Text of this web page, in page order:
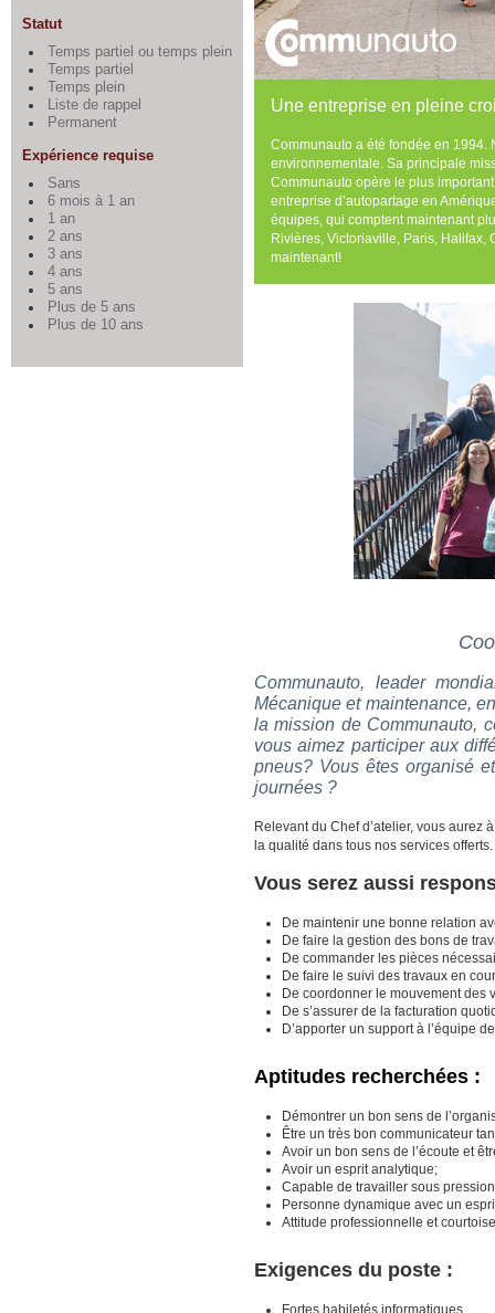
Statut
Temps partiel ou temps plein
Temps partiel
Temps plein
Liste de rappel
Permanent
Expérience requise
Sans
6 mois à 1 an
1 an
2 ans
3 ans
4 ans
5 ans
Plus de 5 ans
Plus de 10 ans
Une entreprise en pleine
Communauto a été fondée en 1994.
environnementale. Sa principale
Communauto opère le plus
entreprise d’autopartage en
équipes, qui comptent maintenant
Rivières, Victoriaville, Paris, Halifax,
maintenant!
Communauto, leader
Mécanique et maintenance,
la mission de Communauto,
vous aimez participer aux
pneus? Vous êtes organisé
journées ?
Relevant du Chef d’atelier, vous aurez
la qualité dans tous nos services offerts.
Vous serez aussi
De maintenir une bonne relation
De faire la gestion des bons de
De commander les pièces
De faire le suivi des travaux en
De coordonner le mouvement des
De s’assurer de la facturation
D’apporter un support à l’équipe
Aptitudes recherchées :
Démontrer un bon sens de
Être un très bon communicateur
Avoir un bon sens de l’écoute et
Avoir un esprit analytique;
Capable de travailler sous
Personne dynamique avec un
Attitude professionnelle et
Exigences du poste :
Fortes habiletés informatiques